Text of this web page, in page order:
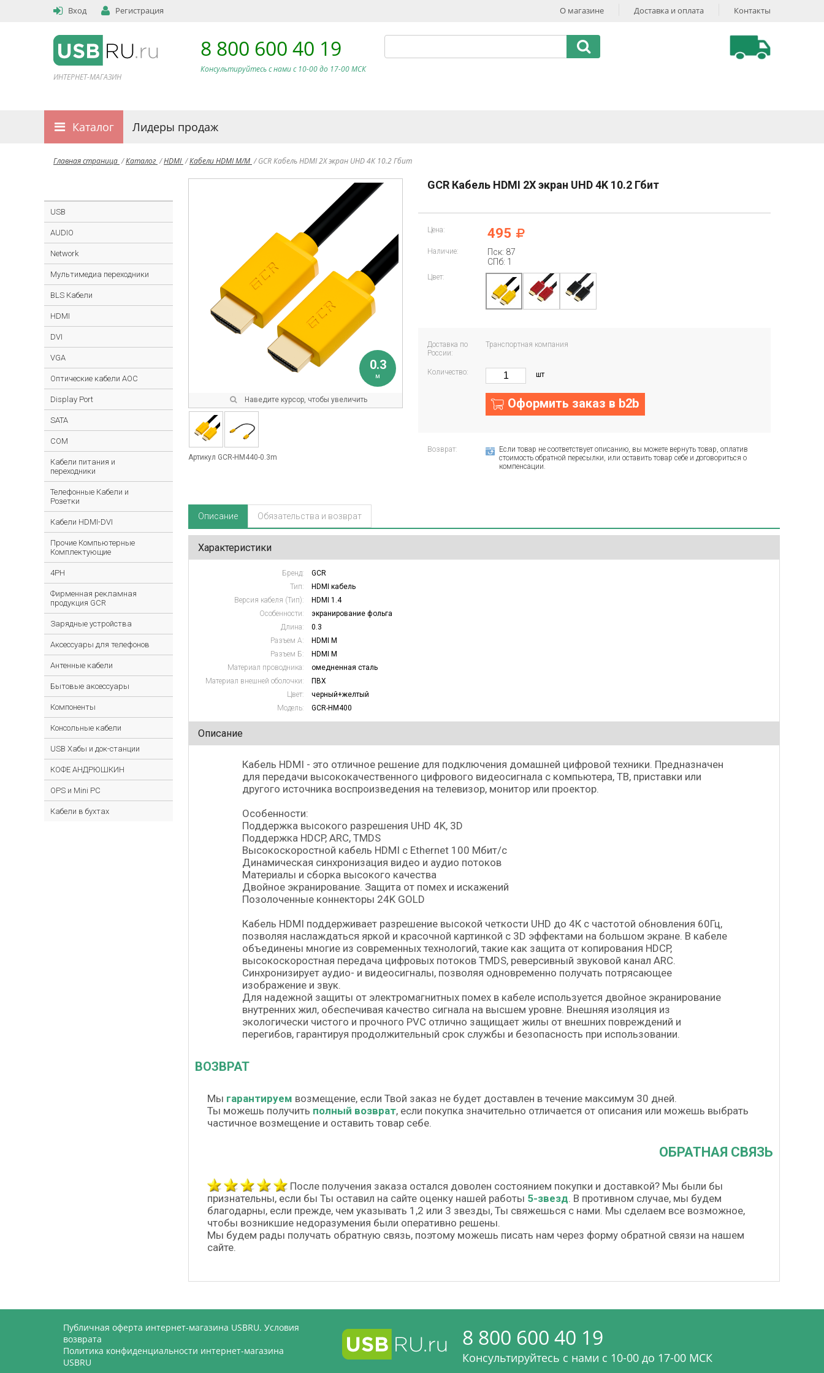
Вход Регистрация О магазине Доставка и оплата Контакты
ИНТЕРНЕТ-МАГАЗИН
8 800 600 40 19
Консультируйтесь с нами c 10-00 до 17-00 МСК
Каталог Лидеры продаж
Главная страница /Каталог /HDMI /Кабели HDMI M/M / GCR Кабель HDMI 2Х экран UHD 4K 10.2 Гбит
USB
AUDIO
Network
Мультимедиа переходники
BLS Кабели
HDMI
DVI
VGA
Оптические кабели AOC
Display Port
SATA
COM
Кабели питания и
переходники
Телефонные Кабели и
Розетки
Кабели HDMI-DVI
Прочие Компьютерные
Комплектующие
4PH
Фирменная рекламная
продукция GCR
Зарядные устройства
Аксессуары для телефонов
Антенные кабели
Бытовые аксессуары
Компоненты
Консольные кабели
USB Хабы и док-станции
КОФЕ АНДРЮШКИН
OPS и Mini PC
Кабели в бухтах
0.3
м
Наведите курсор, чтобы увеличить
Артикул GCR-HM440-0.3m
GCR Кабель HDMI 2Х экран UHD 4K 10.2 Гбит
Цена: 495
Наличие:
Пск: 87
СПб: 1
Цвет:
Доставка по
России:
Транспортная компания
Количество: шт
Оформить заказ в b2b
Возврат:
Если товар не соответствует описанию, вы можете вернуть товар, оплатив
стоимость обратной пересылки, или оставить товар себе и договориться о
компенсации.
Описание Обязательства и возврат
Характеристики
Бренд:
GCR
Тип:
HDMI кабель
Версия кабеля (Тип):
HDMI 1.4
Особенности:
экранирование фольга
Длина:
0.3
Разъем А:
HDMI M
Разъем Б:
HDMI M
Материал проводника:
омедненная сталь
Материал внешней оболочки:
ПВХ
Цвет:
черный+желтый
Модель:
GCR-HM400
Описание
Кабель HDMI - это отличное решение для подключения домашней цифровой техники. Предназначен
для передачи высококачественного цифрового видеосигнала с компьютера, ТВ, приставки или
другого источника воспроизведения на телевизор, монитор или проектор.
Особенности:
Поддержка высокого разрешения UHD 4K, 3D
Поддержка HDCP, ARC, TMDS
Высокоскоростной кабель HDMI с Ethernet 100 Мбит/с
Динамическая синхронизация видео и аудио потоков
Материалы и сборка высокого качества
Двойное экранирование. Защита от помех и искажений
Позолоченные коннекторы 24K GOLD
Кабель HDMI поддерживает разрешение высокой четкости UHD до 4К с частотой обновления 60Гц,
позволяя наслаждаться яркой и красочной картинкой c 3D эффектами на большом экране. В кабеле
объединены многие из современных технологий, такие как защита от копирования HDCP,
высокоскоростная передача цифровых потоков TMDS, реверсивный звуковой канал ARС.
Синхронизирует аудио- и видеосигналы, позволяя одновременно получать потрясающее
изображение и звук.
Для надежной защиты от электромагнитных помех в кабеле используется двойное экранирование
внутренних жил, обеспечивая качество сигнала на высшем уровне. Внешняя изоляция из
экологически чистого и прочного PVC отлично защищает жилы от внешних повреждений и
перегибов, гарантируя продолжительный срок службы и безопасность при использовании.
ВОЗВРАТ
Мы гарантируем возмещение, если Твой заказ не будет доставлен в течение максимум 30 дней.
Ты можешь получить полный возврат, если покупка значительно отличается от описания или можешь выбрать
частичное возмещение и оставить товар себе.
ОБРАТНАЯ СВЯЗЬ
После получения заказа остался доволен состоянием покупки и доставкой? Мы были бы
признательны, если бы Ты оставил на сайте оценку нашей работы 5-звезд. В противном случае, мы будем
благодарны, если прежде, чем указывать 1,2 или 3 звезды, Ты свяжешься с нами. Мы сделаем все возможное,
чтобы возникшие недоразумения были оперативно решены.
Мы будем рады получать обратную связь, поэтому можешь писать нам через форму обратной связи на нашем
сайте.
Публичная оферта интернет-магазина USBRU. Условия
возврата
Политика конфиденциальности интернет-магазина
USBRU
8 800 600 40 19
Консультируйтесь с нами c 10-00 до 17-00 МСК